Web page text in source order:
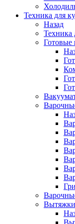
Техника для
Назад
Техника
Готовые
Вытяжки